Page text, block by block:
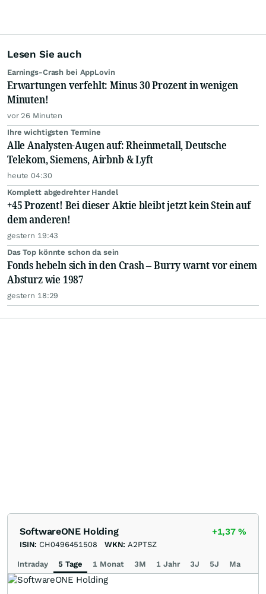
Lesen Sie auch
Earnings-Crash bei AppLovin
Erwartungen verfehlt: Minus 30 Prozent in wenigen
Minuten!
vor 26 Minuten
Ihre wichtigsten Termine
Alle Analysten-Augen auf: Rheinmetall, Deutsche
Telekom, Siemens, Airbnb & Lyft
heute 04:30
Komplett abgedrehter Handel
+45 Prozent! Bei dieser Aktie bleibt jetzt kein Stein auf
dem anderen!
gestern 19:43
Das Top könnte schon da sein
Fonds hebeln sich in den Crash – Burry warnt vor einem
Absturz wie 1987
gestern 18:29
SoftwareONE Holding +1,37%
ISIN: CH0496451508 WKN: A2PTSZ
Intraday 5 Tage 1 Monat 3M 1 Jahr 3J 5J Max